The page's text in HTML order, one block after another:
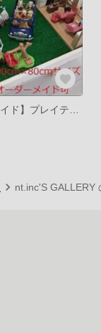
nt.inc'S GALLERY